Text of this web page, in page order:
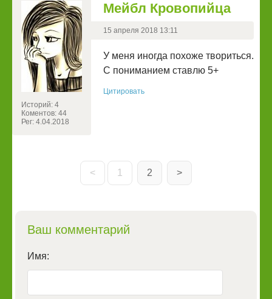
Историй: 4
Коментов: 44
Рег: 4.04.2018
Мейбл Кровопийца
15 апреля 2018 13:11
У меня иногда похоже твориться.
С пониманием ставлю 5+
Цитировать
< 1 2 >
Ваш комментарий
Имя: